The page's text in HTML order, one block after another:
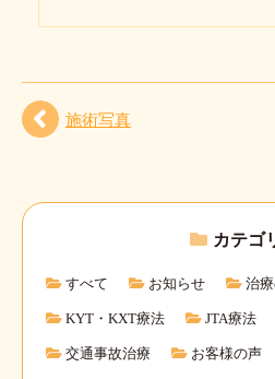
施術写真
カテゴ
すべて お知らせ 治
KYT・KXT療法 JTA療法
交通事故治療 お客様の声